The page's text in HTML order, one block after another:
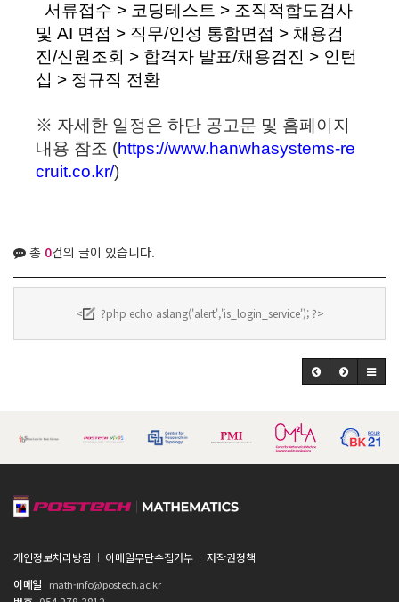
서류접수 > 코딩테스트 > 조직적합도검사
및 AI 면접 > 직무/인성 통합면접 > 채용검
진/신원조회 > 합격자 발표/채용검진 > 인턴
십 > 정규직 전환
※ 자세한 일정은 하단 공고문 및 홈페이지
내용 참조 (https://www.hanwhasystems-re
cruit.co.kr/)
총 0건의 글이 있습니다.
< ?php echo aslang('alert','is_login_service'); ?>
개인정보처리방침 이메일무단수집거부
저작권정책
이메일
math-info@postech.ac.kr